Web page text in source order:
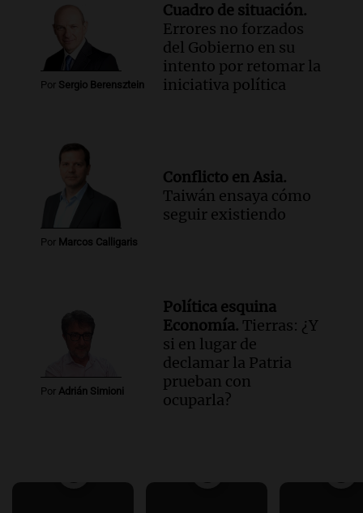
Por Sergio Berensztein
Cuadro de situación.
Errores no forzados
del Gobierno en su
intento por retomar la
iniciativa política
Por Marcos Calligaris
Conflicto en Asia.
Taiwán ensaya cómo
seguir existiendo
Por Adrián Simioni
Política esquina
Economía. Tierras: ¿Y
si en lugar de
declamar la Patria
prueban con
ocuparla?